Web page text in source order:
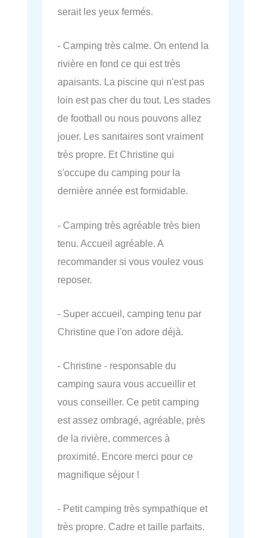
serait les yeux fermés.
- Camping très calme. On entend la
rivière en fond ce qui est très
apaisants. La piscine qui n'est pas
loin est pas cher du tout. Les stades
de football ou nous pouvons allez
jouer. Les sanitaires sont vraiment
très propre. Et Christine qui
s'occupe du camping pour la
dernière année est formidable.
- Camping très agréable très bien
tenu. Accueil agréable. A
recommander si vous voulez vous
reposer.
- Super accueil, camping tenu par
Christine que l'on adore déjà.
- Christine - responsable du
camping saura vous accueillir et
vous conseiller. Ce petit camping
est assez ombragé, agréable, près
de la rivière, commerces à
proximité. Encore merci pour ce
magnifique séjour !
- Petit camping très sympathique et
très propre. Cadre et taille parfaits.